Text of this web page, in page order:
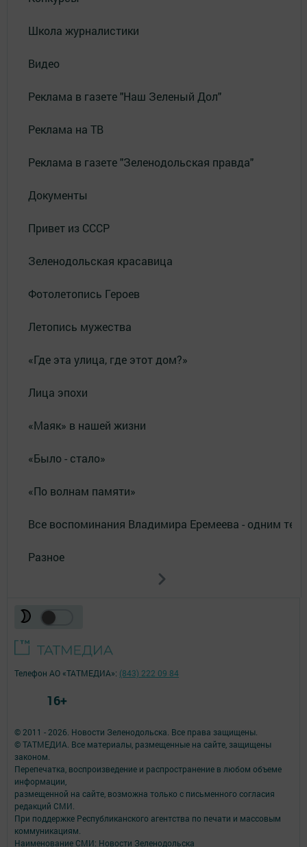
Школа журналистики
Видео
Реклама в газете "Наш Зеленый Дол"
Реклама на ТВ
Реклама в газете "Зеленодольская правда"
Документы
Привет из СССР
Зеленодольская красавица
Фотолетопись Героев
Летопись мужества
«Где эта улица, где этот дом?»
Лица эпохи
«Маяк» в нашей жизни
«Было - стало»
«По волнам памяти»
Все воспоминания Владимира Еремеева - одним
Разное
© 2011 - 2026. Новости Зеленодольска. Все права защищены.
© ТАТМЕДИА. Все материалы, размещенные на сайте, защищены
законом.
Перепечатка, воспроизведение и распространение в любом объеме
информации,
размещенной на сайте, возможна только с письменного согласия
редакций СМИ.
При поддержке Республиканского агентства по печати и массовым
коммуникациям.
Наименование СМИ: Новости Зеленодольска
Телефон АО «ТАТМЕДИА»: (843) 222 09 84
16+